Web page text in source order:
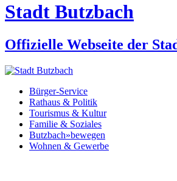
Stadt Butzbach
Offizielle Webseite der
Bürger-Service
Rathaus & Politik
Tourismus & Kultur
Familie & Soziales
Butzbach»bewegen
Wohnen & Gewerbe